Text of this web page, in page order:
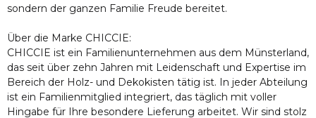
sondern der ganzen Familie Freude bereitet.
Über die Marke CHICCIE:
CHICCIE ist ein Familienunternehmen aus dem Münsterland,
das seit über zehn Jahren mit Leidenschaft und Expertise im
Bereich der Holz- und Dekokisten tätig ist. In jeder Abteilung
ist ein Familienmitglied integriert, das täglich mit voller
Hingabe für Ihre besondere Lieferung arbeitet. Wir sind stolz